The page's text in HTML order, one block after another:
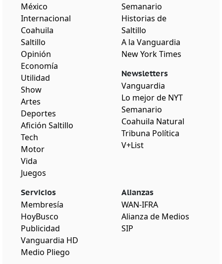
México
Internacional
Coahuila
Saltillo
Opinión
Economía
Utilidad
Show
Artes
Deportes
Afición Saltillo
Tech
Motor
Vida
Juegos
Semanario
Historias de
Saltillo
A la Vanguardia
New York Times
Newsletters
Vanguardia
Lo mejor de NYT
Semanario
Coahuila Natural
Tribuna Política
V+List
Servicios
Membresía
HoyBusco
Publicidad
Vanguardia HD
Medio Pliego
Alianzas
WAN-IFRA
Alianza de Medios
SIP